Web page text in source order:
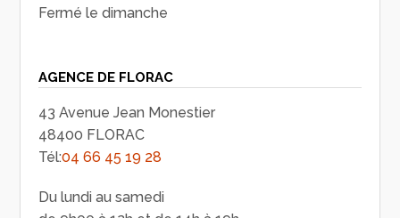
Fermé le dimanche
AGENCE DE FLORAC
43 Avenue Jean Monestier
48400 FLORAC
Tél:04 66 45 19 28
Du lundi au samedi